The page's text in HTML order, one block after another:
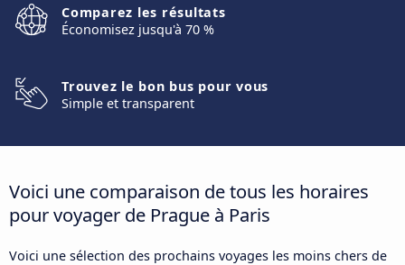
Comparez les résultats
Économisez jusqu'à 70 %
Trouvez le bon bus pour vous
Simple et transparent
Voici une comparaison de tous les horaires
pour voyager de Prague à Paris
Voici une sélection des prochains voyages les moins chers de